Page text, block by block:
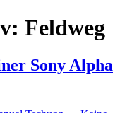
Feldweg
Sony Alpha